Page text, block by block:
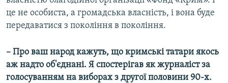
це не особиста, а громадська власність, і вона буде
передаватися з покоління в покоління.
– Про ваш народ кажуть, що кримські татари якось
аж надто об'єднані. Я спостерігав як журналіст за
голосуванням на виборах з другої половини 90-х.